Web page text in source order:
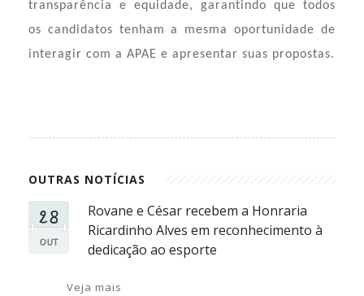
transparência e equidade, garantindo que todos
os candidatos tenham a mesma oportunidade de
interagir com a APAE e apresentar suas propostas.
OUTRAS NOTÍCIAS
28
OUT
Rovane e César recebem a Honraria
Ricardinho Alves em reconhecimento à
dedicação ao esporte
Veja mais